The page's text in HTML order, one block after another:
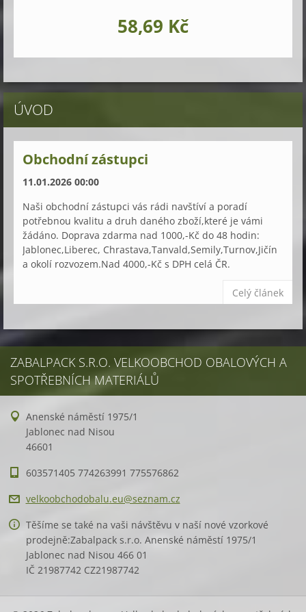
58,69 Kč
ÚVOD
Obchodní zástupci
11.01.2026 00:00
Naši obchodní zástupci vás rádi navštíví a poradí
potřebnou kvalitu a druh daného zboží,které je vámi
žádáno. Doprava zdarma nad 1000,-Kč do 48 hodin:
Jablonec,Liberec, Chrastava,Tanvald,Semily,Turnov,Jičín
a okolí rozvozem.Nad 4000,-Kč s DPH celá ČR.
Celý článek
ZABALPACK S.R.O. VELKOOBCHOD OBALOVÝCH A
SPOTŘEBNÍCH MATERIÁLŮ
Anenské náměstí 1975/1
Jablonec nad Nisou
46601
603571405 774263991 775576862
velkoobchodobalu.eu@seznam.cz
Těšíme se také na vaši návštěvu v naší nové vzorkové
prodejně:Zabalpack s.r.o. Anenské náměstí 1975/1
Jablonec nad Nisou 466 01
IČ 21987742 CZ21987742